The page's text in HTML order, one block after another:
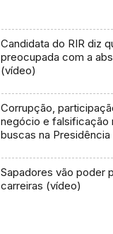
Candidata do RIR diz
preocupada com a
(vídeo)
Corrupção,
negócio e falsificação
buscas na Presidência
Sapadores vão poder
carreiras (vídeo)